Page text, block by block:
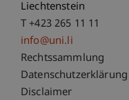
Liechtenstein
T +423 265 11 11
info@uni.li
Fußzeile
Rechtssammlung
Datenschutzerklärung
Disclaimer